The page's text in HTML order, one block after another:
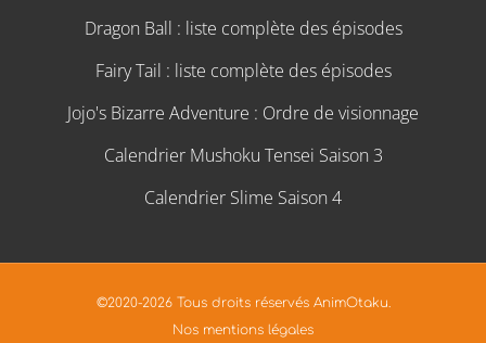
Dragon Ball : liste complète des épisodes
Fairy Tail : liste complète des épisodes
Jojo's Bizarre Adventure : Ordre de visionnage
Calendrier Mushoku Tensei Saison 3
Calendrier Slime Saison 4
©2020-2026 Tous droits réservés AnimOtaku.
Nos mentions légales